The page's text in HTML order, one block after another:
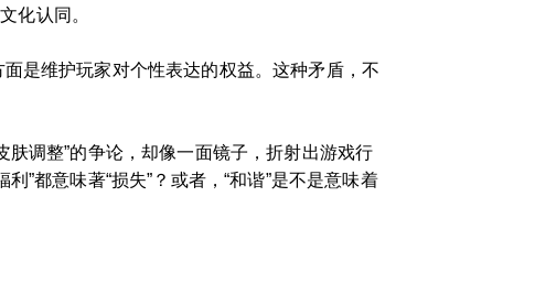
化认同。
是维护玩家对个性表达的权益。这种矛盾，不
肤调整”的争论，却像一面镜子，折射出游戏行
”都意味著“损失”？或者，“和谐”是不是意味着